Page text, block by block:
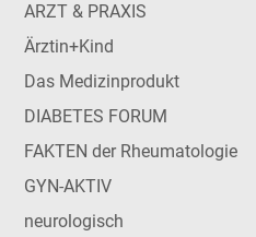
ARZT & PRAXIS
Ärztin+Kind
Das Medizinprodukt
DIABETES FORUM
FAKTEN der Rheumatologie
GYN-AKTIV
neurologisch